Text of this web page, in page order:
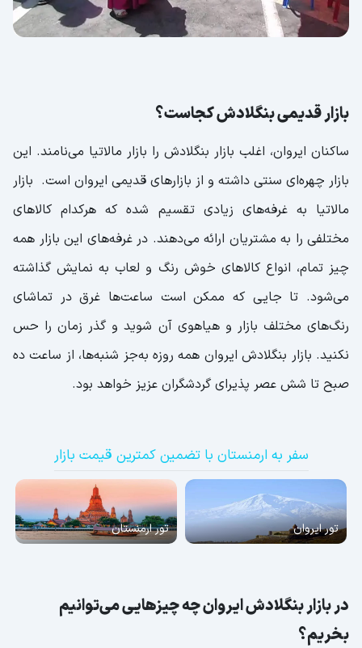
بازار قدیمی بنگلادش کجاست؟
ساکنان ایروان، اغلب بازار بنگلادش را بازار مالاتیا می‌نامند. این
بازار چهره‌ای سنتی داشته و از بازارهای قدیمی ایروان است. بازار
مالاتیا به غرفه‌های زیادی تقسیم شده که هرکدام کالاهای
مختلفی را به مشتریان ارائه می‌دهند. در غرفه‌های این بازار همه
چیز تمام، انواع کالاهای خوش رنگ و لعاب به نمایش گذاشته
می‌شود. تا جایی که ممکن است ساعت‌ها غرق در تماشای
رنگ‌های مختلف بازار و هیاهوی آن شوید و گذر زمان را حس
نکنید. بازار بنگلادش ایروان همه روزه به‌جز شنبه‌ها، از ساعت ده
صبح تا شش عصر پذیرای گردشگران عزیز خواهد بود.
سفر به ارمنستان با تضمین کمترین قیمت بازار
تور ایروان تور ارمنستان
در بازار بنگلادش ایروان چه چیزهایی می‌توانیم
بخریم؟